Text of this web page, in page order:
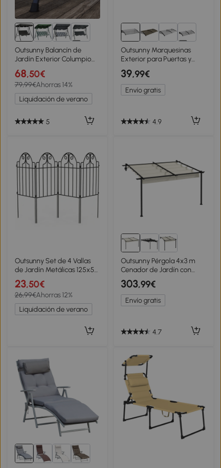
Outsunny Balancín de
Jardín Exterior Columpio
de 3 Plazas con Toldo
Ajustable y Marco de Acero
para Terraza 172x110x153
cm Negro
68,50€
79,99€Ahorras 14%
Liquidación de verano
5
Outsunny Marquesinas
Exterior para Puertas y
Ventanas 110x60 cm
39,99€
Envío gratis
4.9
Outsunny Set de 4 Vallas
de Jardín Metálicas 125x57
cm con Diseño Arqueado
Resistente Fácil de Instalar
para Patio Césped Negro
23,50€
26,99€Ahorras 12%
Liquidación de verano
Outsunny Pérgola 4x3 m
Cenador de Jardín con
Techo Retráctil de Poliéster
y Marco de Acero Crema y
Gris Oscuro
303,99€
Envío gratis
4.7